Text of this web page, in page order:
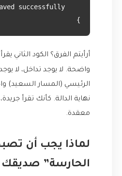
}
أرأيتم الفرق؟ الكود الثاني
واضحة. لا يوجد تداخل، لا
الرئيسي (المسار السعيد)
نهاية الدالة. كأنك تقرأ
معقدة.
لماذا يجب أن
الحارسة” صديقك